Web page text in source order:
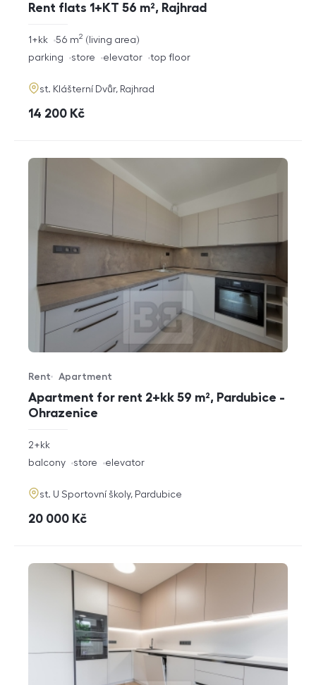
Rent flats 1+KT 56 m², Rajhrad
rozměry
disposition
1+kk living area
56 m2
funkce
parking store elevator top floor
adresa
st. Klášterní Dvůr, Rajhrad
cena
14 200 Kč
Apartment for rent 2+kk 59 m², Pardubice -
Ohrazenice
Offer type
Rent
Property type
Apartment
rozměry
disposition
2+kk
funkce
balcony store elevator
adresa
st. U Sportovní školy, Pardubice
cena
20 000 Kč